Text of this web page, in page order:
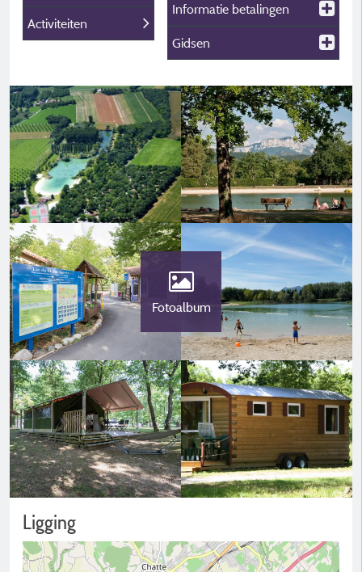
Activiteiten
Informatie betalingen
Gidsen
Fotoalbum
Ligging